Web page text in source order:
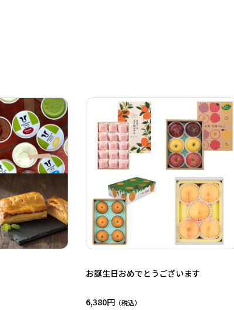
お誕生日おめでとうございます
6,380円